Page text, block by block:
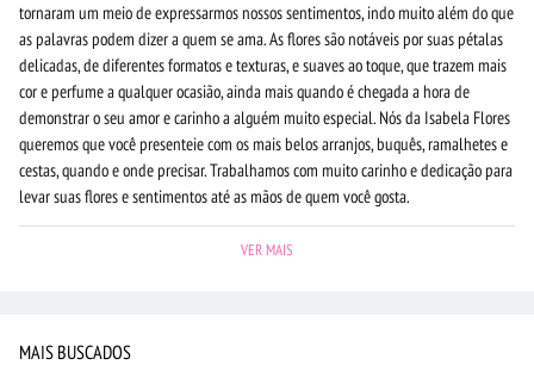
tornaram um meio de expressarmos nossos sentimentos, indo muito além do que
as palavras podem dizer a quem se ama. As flores são notáveis por suas pétalas
delicadas, de diferentes formatos e texturas, e suaves ao toque, que trazem mais
cor e perfume a qualquer ocasião, ainda mais quando é chegada a hora de
demonstrar o seu amor e carinho a alguém muito especial. Nós da Isabela Flores
queremos que você presenteie com os mais belos arranjos, buquês, ramalhetes e
cestas, quando e onde precisar. Trabalhamos com muito carinho e dedicação para
levar suas flores e sentimentos até as mãos de quem você gosta.
VER MAIS
MAIS BUSCADOS